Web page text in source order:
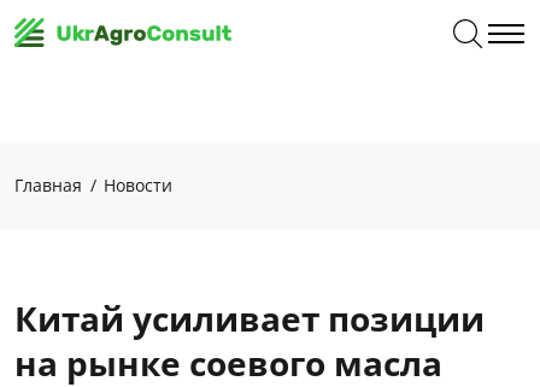
Главная Новости
Китай усиливает позиции
на рынке соевого масла